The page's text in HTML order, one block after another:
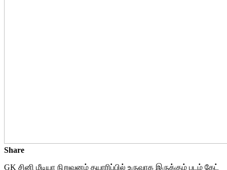
Share
GK சினி மீடியா நிறுவனம் தயாரிப்பில் உருவாக இருக்கும் படம் கேட்